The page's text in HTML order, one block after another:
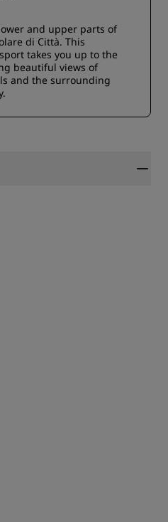
and upper parts of
di Città. This
takes you up to the
beautiful views of
and the surrounding